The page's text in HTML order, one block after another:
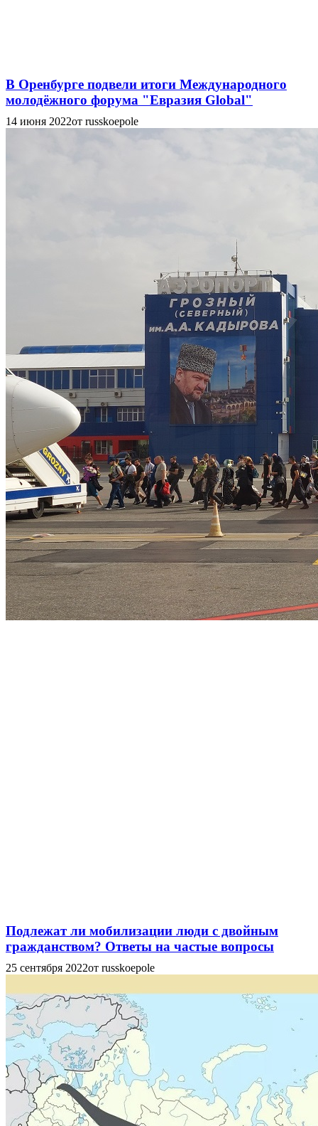
В Оренбурге подвели итоги Международного
молодёжного форума "Евразия Global"
14 июня 2022от russkoepole
Подлежат ли мобилизации люди с двойным
гражданством? Ответы на частые вопросы
25 сентября 2022от russkoepole